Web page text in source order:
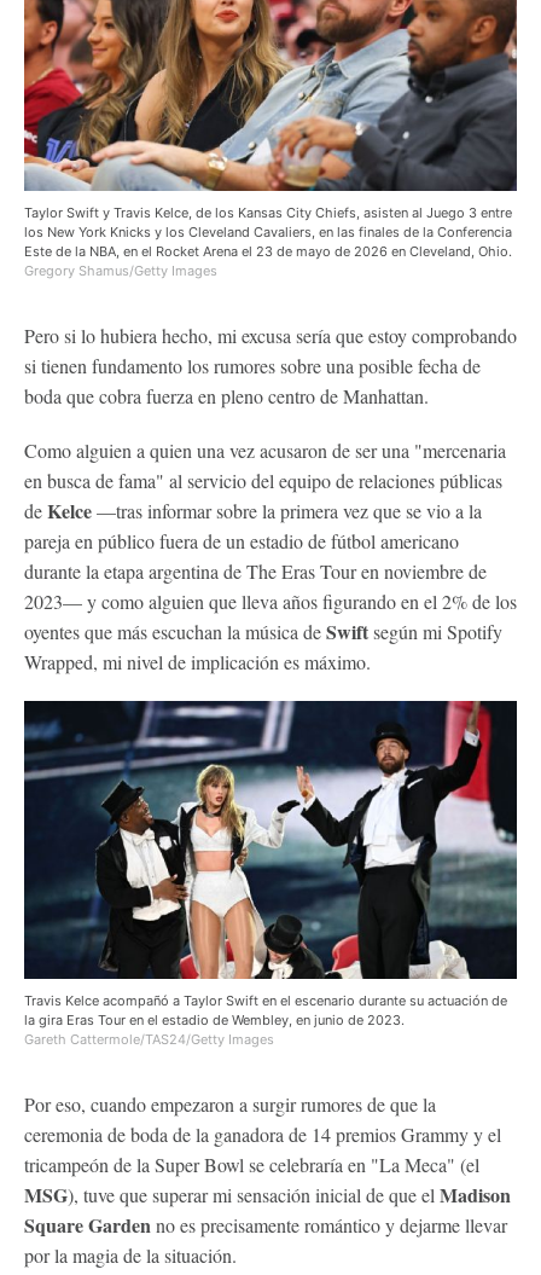
Taylor Swift y Travis Kelce, de los Kansas City Chiefs, asisten al Juego 3 entre
los New York Knicks y los Cleveland Cavaliers, en las finales de la Conferencia
Este de la NBA, en el Rocket Arena el 23 de mayo de 2026 en Cleveland, Ohio.
Gregory Shamus/Getty Images
Pero si lo hubiera hecho, mi excusa sería que estoy comprobando
si tienen fundamento los rumores sobre una posible fecha de
boda que cobra fuerza en pleno centro de Manhattan.
Como alguien a quien una vez acusaron de ser una "mercenaria
en busca de fama" al servicio del equipo de relaciones públicas
deKelce—tras informar sobre la primera vez que se vio a la
pareja en público fuera de un estadio de fútbol americano
durante la etapa argentina de The Eras Tour en noviembre de
2023— y como alguien que lleva años figurando en el 2% de los
oyentes que más escuchan la música deSwiftsegún mi Spotify
Wrapped, mi nivel de implicación es máximo.
Travis Kelce acompañó a Taylor Swift en el escenario durante su actuación de
la gira Eras Tour en el estadio de Wembley, en junio de 2023.
Gareth Cattermole/TAS24/Getty Images
Por eso, cuando empezaron a surgir rumores de que la
ceremonia de boda de la ganadora de 14 premios Grammy y el
tricampeón de la Super Bowl se celebraría en "La Meca" (el
MSG), tuve que superar mi sensación inicial de que el Madison
Square Garden no es precisamente romántico y dejarme llevar
por la magia de la situación.